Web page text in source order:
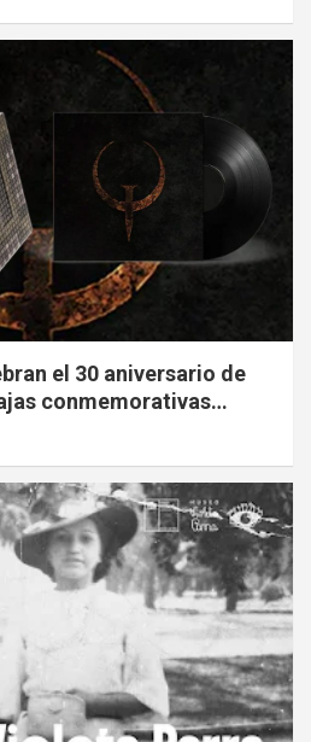
el 30 aniversario de
conmemorativas…